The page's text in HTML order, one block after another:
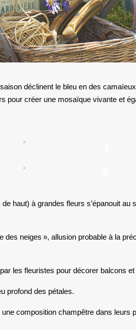
déclinent le bleu en des
pour créer une mosaïque vivante et
de haut) à grandes fleurs s’épanouit au
des neiges », allusion probable à la
les fleuristes pour décorer balcons et
profond des pétales.
composition champêtre dans leurs